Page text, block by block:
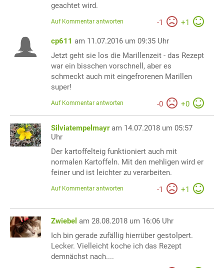
geachtet wird.
-1 +1
Auf Kommentar antworten
cp611 am 11.07.2016 um 09:35 Uhr
Jetzt geht sie los die Marillenzeit - das Rezept
war ein bisschen vorschnell, aber es
schmeckt auch mit eingefrorenen Marillen
super!
-0 +0
Auf Kommentar antworten
Silviatempelmayr am 14.07.2018 um 05:57
Uhr
Der kartoffelteig funktioniert auch mit
normalen Kartoffeln. Mit den mehligen wird er
feiner und ist leichter zu verarbeiten.
-1 +1
Auf Kommentar antworten
Zwiebel am 28.08.2018 um 16:06 Uhr
Ich bin gerade zufällig hierrüber gestolpert.
Lecker. Vielleicht koche ich das Rezept
demnächst nach....